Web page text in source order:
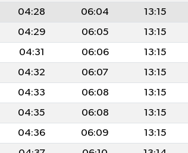
04:28 06:04 13:15
04:29 06:05 13:15
04:31 06:06 13:15
04:32 06:07 13:15
04:33 06:08 13:15
04:35 06:08 13:15
04:36 06:09 13:15